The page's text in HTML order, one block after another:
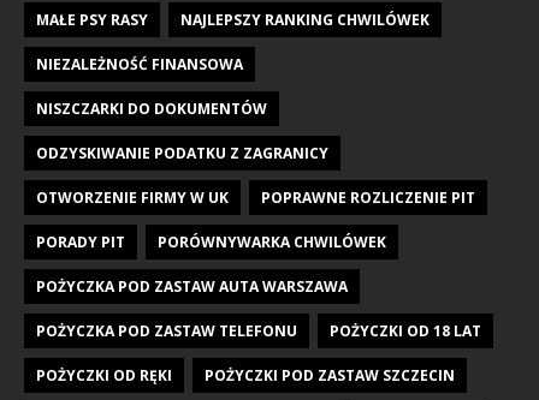
MAŁE PSY RASY NAJLEPSZY RANKING CHWILÓWEK
NIEZALEŻNOŚĆ FINANSOWA
NISZCZARKI DO DOKUMENTÓW
ODZYSKIWANIE PODATKU Z ZAGRANICY
OTWORZENIE FIRMY W UK POPRAWNE ROZLICZENIE PIT
PORADY PIT PORÓWNYWARKA CHWILÓWEK
POŻYCZKA POD ZASTAW AUTA WARSZAWA
POŻYCZKA POD ZASTAW TELEFONU POŻYCZKI OD 18 LAT
POŻYCZKI OD RĘKI POŻYCZKI POD ZASTAW SZCZECIN